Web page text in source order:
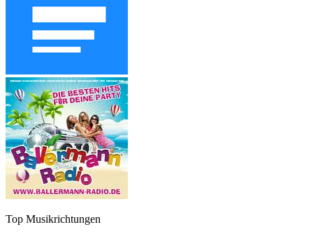
Top Musikrichtungen